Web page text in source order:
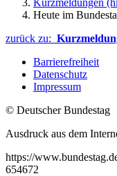
Kurzmeldungen
Heute im
zurück zu:
Barrierefreiheit
Datenschutz
Impressum
© Deutscher Bundestag
Ausdruck aus dem
https://
654672